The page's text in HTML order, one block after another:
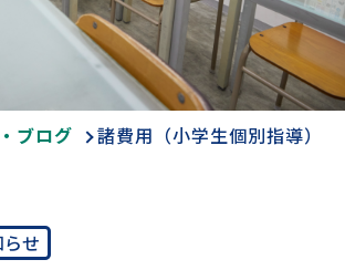
ブログ 諸費用（小学生個別指導）
せ